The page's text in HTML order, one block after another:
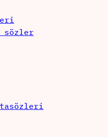
sözler